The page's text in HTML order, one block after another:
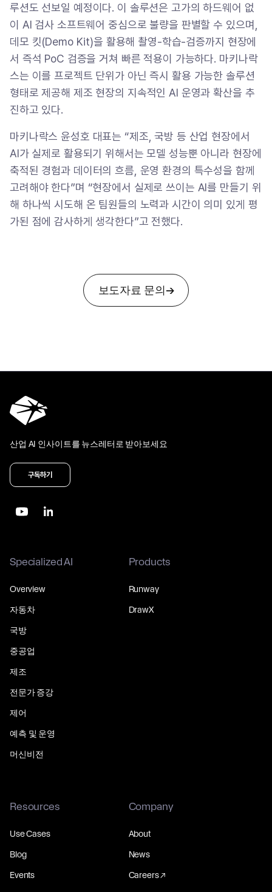
루션도 선보일 예정이다. 이 솔루션은 고가의 하드웨어 없
이 AI 검사 소프트웨어 중심으로 불량을 판별할 수 있으며,
데모 킷(Demo Kit)을 활용해 촬영-학습-검증까지 현장에
서 즉석 PoC 검증을 거쳐 빠른 적용이 가능하다. 마키나락
스는 이를 프로젝트 단위가 아닌 즉시 활용 가능한 솔루션
형태로 제공해 제조 현장의 지속적인 AI 운영과 확산을 추
진하고 있다.
마키나락스 윤성호 대표는 “제조, 국방 등 산업 현장에서
AI가 실제로 활용되기 위해서는 모델 성능뿐 아니라 현장에
축적된 경험과 데이터의 흐름, 운영 환경의 특수성을 함께
고려해야 한다”며 “현장에서 실제로 쓰이는 AI를 만들기 위
해 하나씩 시도해 온 팀원들의 노력과 시간이 의미 있게 평
가된 점에 감사하게 생각한다”고 전했다.
보도자료 문의
산업 AI 인사이트를 뉴스레터로 받아보세요
구독하기
Specialized AI
Overview
자동차
국방
중공업
제조
전문가 증강
제어
예측 및 운영
머신비전
Products
Runway
DrawX
Resources
Use Cases
Blog
Events
Company
About
News
Careers